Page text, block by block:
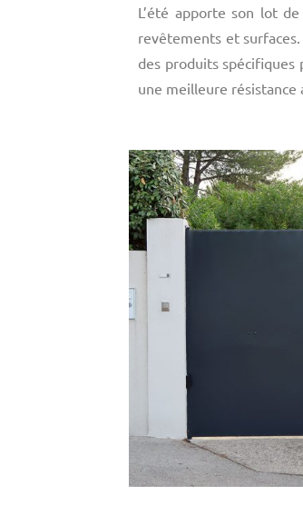
L’été apporte son lot
revêtements et
des produits
une meilleure résistance